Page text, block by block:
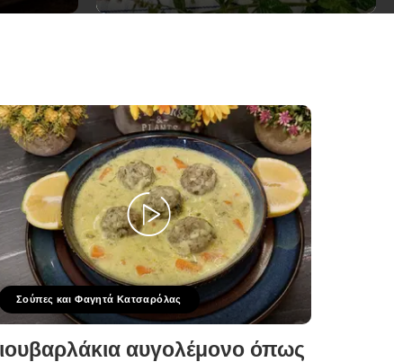
Σούπες και Φαγητά Κατσαρόλας
αυγολέμονο όπως